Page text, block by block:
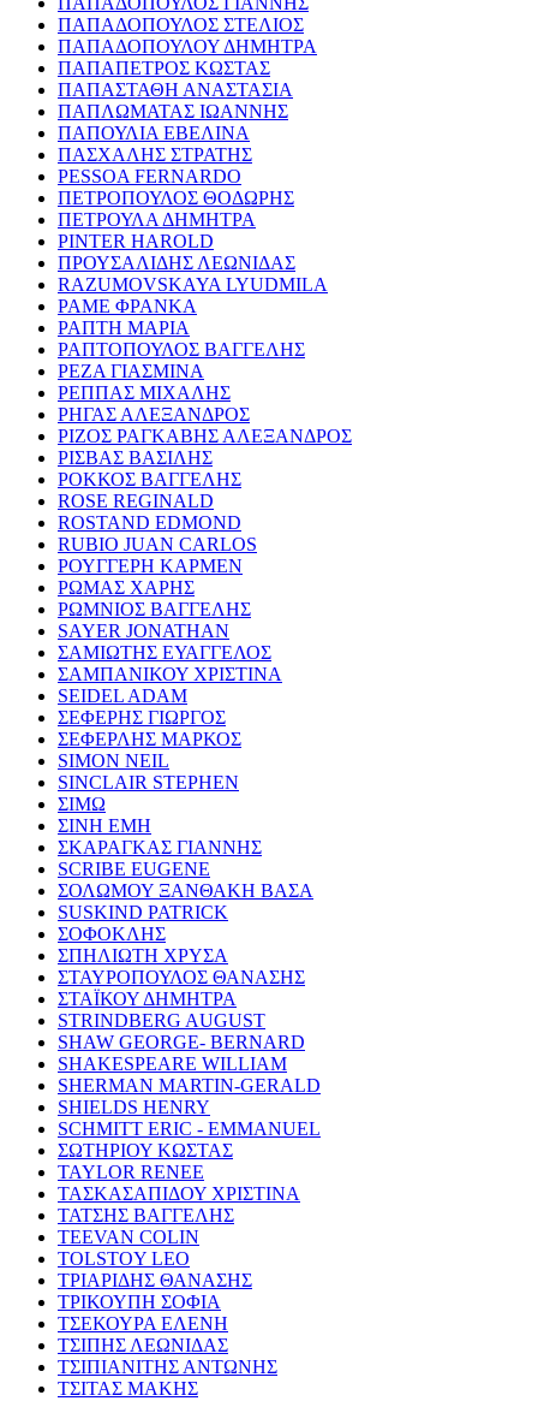
ΠΑΠΑΔΟΠΟΥΛΟΣ ΣΤΕΛΙΟΣ
ΠΑΠΑΔΟΠΟΥΛΟΥ ΔΗΜΗΤΡΑ
ΠΑΠΑΠΕΤΡΟΣ ΚΩΣΤΑΣ
ΠΑΠΑΣΤΑΘΗ ΑΝΑΣΤΑΣΙΑ
ΠΑΠΛΩΜΑΤΑΣ ΙΩΑΝΝΗΣ
ΠΑΠΟΥΛΙΑ ΕΒΕΛΙΝΑ
ΠΑΣΧΑΛΗΣ ΣΤΡΑΤΗΣ
PESSOA FERNARDO
ΠΕΤΡΟΠΟΥΛΟΣ ΘΟΔΩΡΗΣ
ΠΕΤΡΟΥΛΑ ΔΗΜΗΤΡΑ
PINTER HAROLD
ΠΡΟΥΣΑΛΙΔΗΣ ΛΕΩΝΙΔΑΣ
RAZUMOVSKAYA LYUDMILA
ΡΑΜΕ ΦΡΑΝΚΑ
ΡΑΠΤΗ ΜΑΡΙΑ
ΡΑΠΤΟΠΟΥΛΟΣ ΒΑΓΓΕΛΗΣ
ΡΕΖΑ ΓΙΑΣΜΙΝΑ
ΡΕΠΠΑΣ ΜΙΧΑΛΗΣ
ΡΗΓΑΣ ΑΛΕΞΑΝΔΡΟΣ
ΡΙΖΟΣ ΡΑΓΚΑΒΗΣ ΑΛΕΞΑΝΔΡΟΣ
ΡΙΣΒΑΣ ΒΑΣΙΛΗΣ
ΡΟΚΚΟΣ ΒΑΓΓΕΛΗΣ
ROSE REGINALD
ROSTAND EDMOND
RUBIO JUAN CARLOS
ΡΟΥΓΓΕΡΗ ΚΑΡΜΕΝ
ΡΩΜΑΣ ΧΑΡΗΣ
ΡΩΜΝΙΟΣ ΒΑΓΓΕΛΗΣ
SAYER JONATHAN
ΣΑΜΙΩΤΗΣ ΕΥΑΓΓΕΛΟΣ
ΣΑΜΠΑΝΙΚΟΥ ΧΡΙΣΤΙΝΑ
SEIDEL ADAM
ΣΕΦΕΡΗΣ ΓΙΩΡΓΟΣ
ΣΕΦΕΡΛΗΣ ΜΑΡΚΟΣ
SIMON NEIL
SINCLAIR STEPHEN
ΣΙΜΩ
ΣΙΝΗ ΕΜΗ
ΣΚΑΡΑΓΚΑΣ ΓΙΑΝΝΗΣ
SCRIBE EUGENE
ΣΟΛΩΜΟΥ ΞΑΝΘΑΚΗ ΒΑΣΑ
SUSKIND PATRICK
ΣΟΦΟΚΛΗΣ
ΣΠΗΛΙΩΤΗ ΧΡΥΣΑ
ΣΤΑΥΡΟΠΟΥΛΟΣ ΘΑΝΑΣΗΣ
ΣΤΑΪΚΟΥ ΔΗΜΗΤΡΑ
STRINDBERG AUGUST
SHAW GEORGE- BERNARD
SHAKESPEARE WILLIAM
SHERMAN MARTIN-GERALD
SHIELDS HENRY
SCHMITT ERIC - EMMANUEL
ΣΩΤΗΡΙΟΥ ΚΩΣΤΑΣ
TAYLOR RENEE
ΤΑΣΚΑΣΑΠΙΔΟΥ ΧΡΙΣΤΙΝΑ
ΤΑΤΣΗΣ ΒΑΓΓΕΛΗΣ
TEEVAN COLIN
TOLSTOY LEO
ΤΡΙΑΡΙΔΗΣ ΘΑΝΑΣΗΣ
ΤΡΙΚΟΥΠΗ ΣΟΦΙΑ
ΤΣΕΚΟΥΡΑ ΕΛΕΝΗ
ΤΣΙΠΗΣ ΛΕΩΝΙΔΑΣ
ΤΣΙΠΙΑΝΙΤΗΣ ΑΝΤΩΝΗΣ
ΤΣΙΤΑΣ ΜΑΚΗΣ